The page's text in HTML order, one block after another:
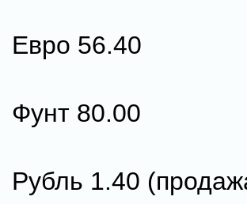
Евро 56.40
Фунт 80.00
Рубль 1.40